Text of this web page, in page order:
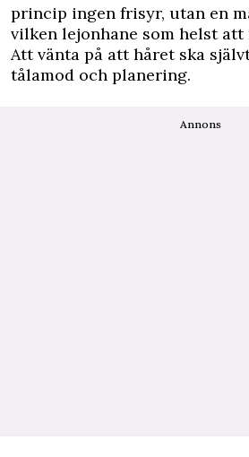
princip ingen frisyr, utan en
vilken lejonhane som helst att
Att vänta på att håret ska
tålamod och planering.
Annons